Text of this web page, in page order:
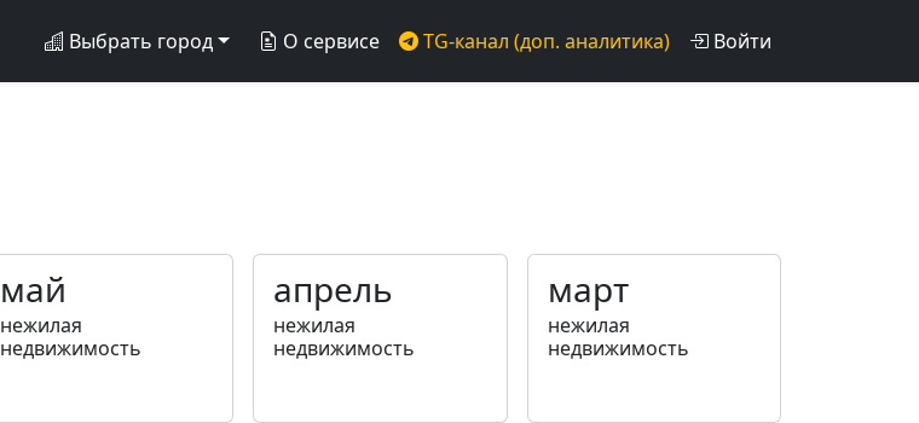
Выбрать город О сервисе TG-канал (доп. аналитика) Войти
май
нежилая
недвижимость
апрель
нежилая
недвижимость
март
нежилая
недвижимость